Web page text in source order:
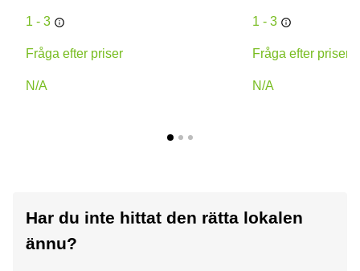
1 - 3
Fråga efter priser
N/A
1 - 3
Fråga efter priser
N/A
Har du inte hittat den rätta lokalen
ännu?